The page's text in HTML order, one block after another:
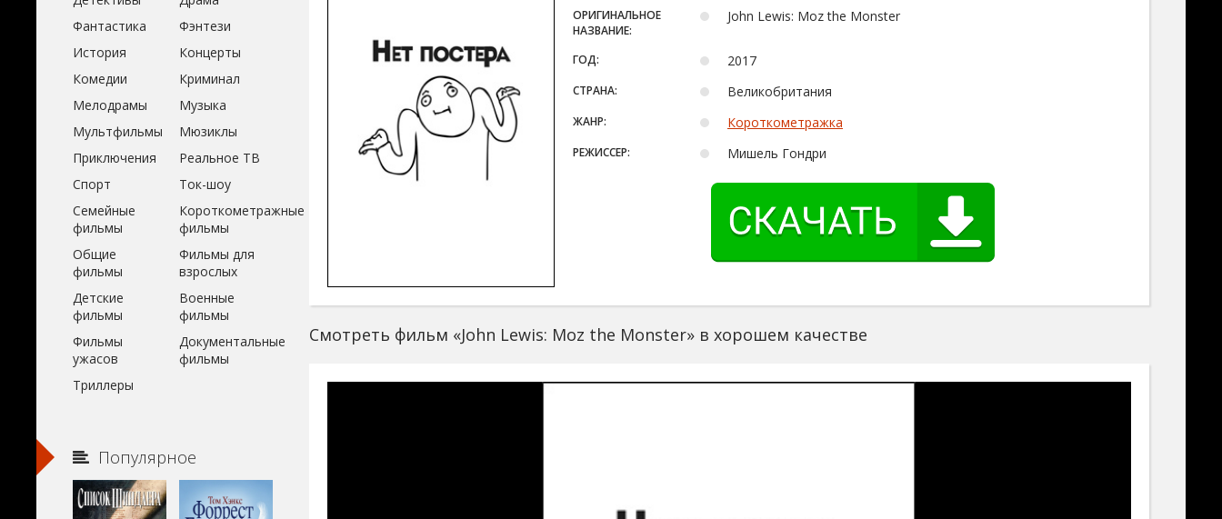
ОРИГИНАЛЬНОЕ
НАЗВАНИЕ:
John Lewis: Moz the Monster
ГОД: 2017
СТРАНА: Великобритания
ЖАНР: Короткометражка
РЕЖИССЕР: Мишель Гондри
Смотреть фильм «John Lewis: Moz the Monster» в хорошем качестве
Фантастика
Фэнтези
История
Концерты
Комедии
Криминал
Мелодрамы
Музыка
Мультфильмы
Мюзиклы
Приключения
Реальное ТВ
Спорт
Ток-шоу
Семейные
фильмы
Короткометражные
фильмы
Общие
фильмы
Фильмы для
взрослых
Детские
фильмы
Военные
фильмы
Фильмы
ужасов
Документальные
фильмы
Триллеры
Популярное